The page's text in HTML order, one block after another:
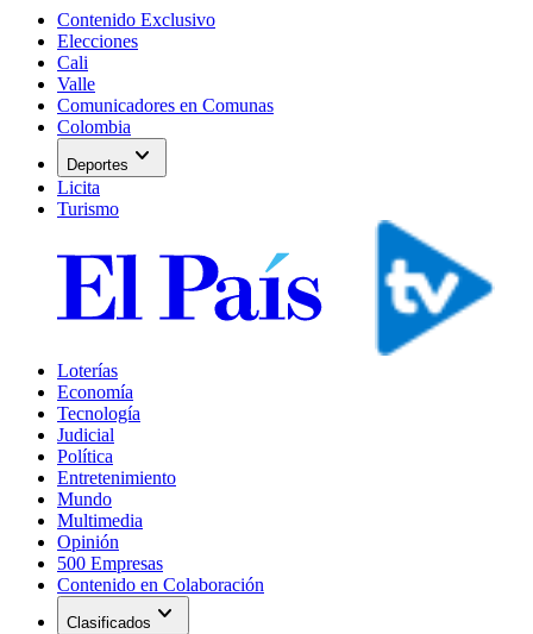
Contenido Exclusivo
Elecciones
Cali
Valle
Comunicadores en Comunas
Colombia
Deportes expand_more
Licita
Turismo
Loterías
Economía
Tecnología
Judicial
Política
Entretenimiento
Mundo
Multimedia
Opinión
500 Empresas
Contenido en Colaboración
Clasificados expand_more